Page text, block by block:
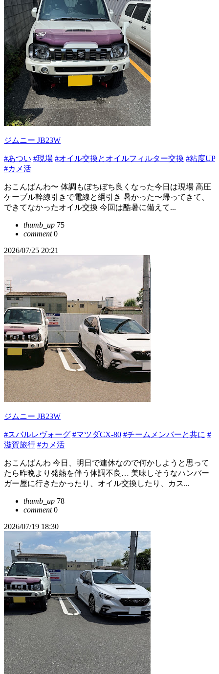
ジムニー JB23W
#あつい #現場 #オイル交換とオイルフィルター交換 #粘度UP
#カメ活
おこんばんわ〜 体調もぼちぼち良くなった今日は現場 高圧
ケーブル幹線引きで電線と綱引き 暑かった〜帰ってきて、
できてなかったオイル交換 今回は酷暑に備えて...
thumb_up 75
comment0
2026/07/25 20:21
ジムニー JB23W
#スバルレヴォーグ #マツダCX-80 #チームメンバーと共に #
滋賀旅行 #カメ活
おこんばんわ 今日、明日で連休なので何かしようと思って
たら昨晩より発熱を伴う体調不良… 美味しそうなハンバー
ガー屋に行きたかったり、オイル交換したり、カス...
thumb_up 78
comment0
2026/07/19 18:30